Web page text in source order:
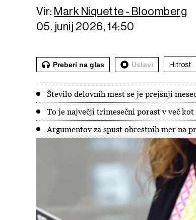
Vir: Mark Niquette - Bloomberg
05. junij 2026, 14:50
Preberi na glas Ustavi Hitrost
Število delovnih mest se je prejšnji
To je največji trimesečni porast v več
Argumentov za spust obrestnih mer na